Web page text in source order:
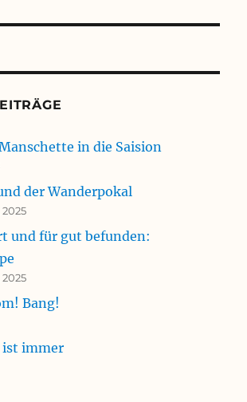
in die Saision
der Wanderpokal
und für gut befunden:
Bang!
ist immer